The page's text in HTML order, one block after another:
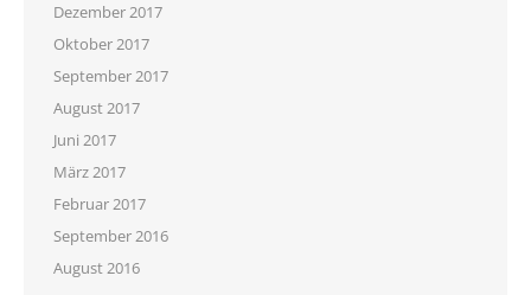
Dezember 2017
Oktober 2017
September 2017
August 2017
Juni 2017
März 2017
Februar 2017
September 2016
August 2016